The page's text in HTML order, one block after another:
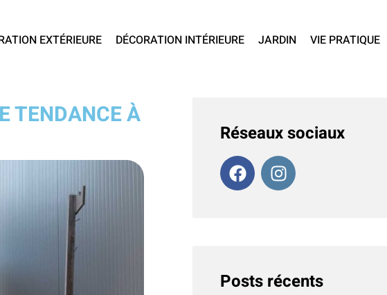
EXTÉRIEURE DÉCORATION INTÉRIEURE JARDIN VIE PRATIQUE
TENDANCE À
Réseaux sociaux
Posts récents